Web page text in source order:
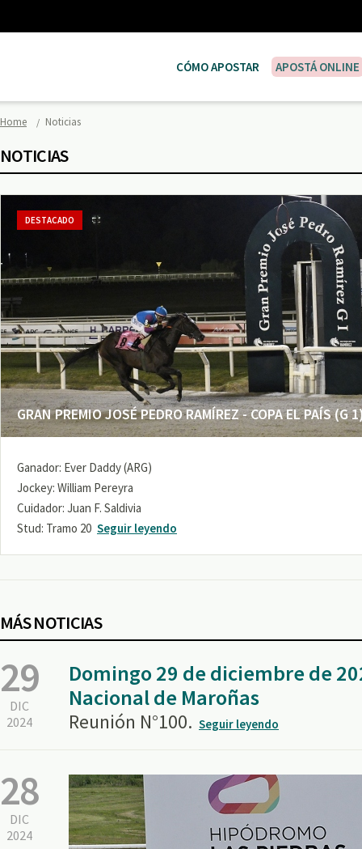
CÓMO APOSTAR APOSTÁ ONLINE
Home Noticias
NOTICIAS
GRAN PREMIO JOSÉ PEDRO RAMÍREZ - COPA EL PAÍS (G
DESTACADO
Ganador: Ever Daddy (ARG)
Jockey: William Pereyra
Cuidador: Juan F. Saldivia
Stud: Tramo 20 Seguir leyendo
MÁS NOTICIAS
29
DIC
2024
Domingo 29 de diciembre de
Nacional de Maroñas
Reunión N°100. Seguir leyendo
28
DIC
2024